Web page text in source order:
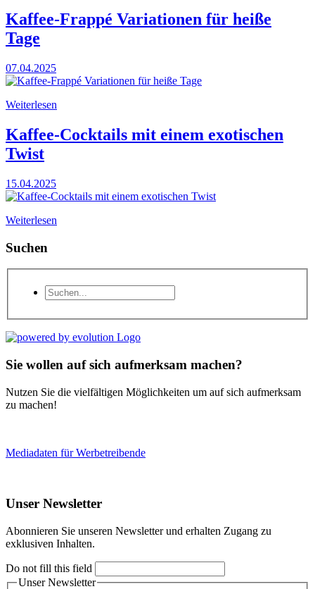
Kaffee-Frappé Variationen für heiße
Tage
07.04.2025
Weiterlesen
Kaffee-Cocktails mit einem exotischen
Twist
15.04.2025
Weiterlesen
Suchen
Sie wollen auf sich aufmerksam machen?
Nutzen Sie die vielfältigen Möglichkeiten um auf sich aufmerksam
zu machen!
Mediadaten für Werbetreibende
Unser Newsletter
Abonnieren Sie unseren Newsletter und erhalten Zugang zu
exklusiven Inhalten.
Do not fill this field
Unser Newsletter